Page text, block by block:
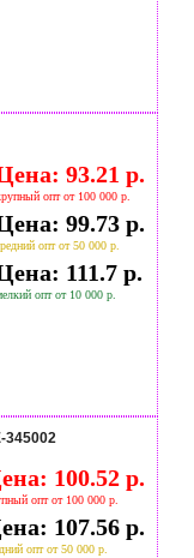
93.21 р.
опт от 100 000 р.
99.73 р.
опт от 50 000 р.
111.7 р.
опт от 10 000 р.
100.52 р.
опт от 100 000 р.
107.56 р.
опт от 50 000 р.